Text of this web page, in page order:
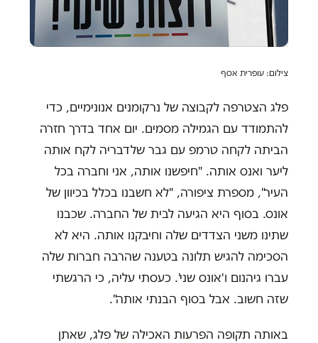
צילום: עופרית אסף
פלג הצטרפה לקבוצה של נרקומנים אנונימיים, כדי
להתמודד עם הגמילה מסמים. יום אחד בדרך חזרה
הביתה לקחה טרמפ עם גבר שלדבריה לקח אותה
ליער ואנס אותה. "חיפשנו אותה, אני וחברה בכל
העיר", מספרת ציפורה, "לא חשבנו בכלל בכיוון של
אונס. בסוף היא הגיעה לבית של החברה. שכבנו
שתינו משני הצדדים שלה וחיבקנו אותה. היא לא
הסכימה להגיש תלונה בטענה שהרבה חברות שלה
עברו גיהנום ו'אונס שני'. כעסתי עליה, כי הרגשתי
שזה חשוב. אבל בסוף הבנתי אותה".
באותה תקופה הפרעות האכילה של פלג, שאתן